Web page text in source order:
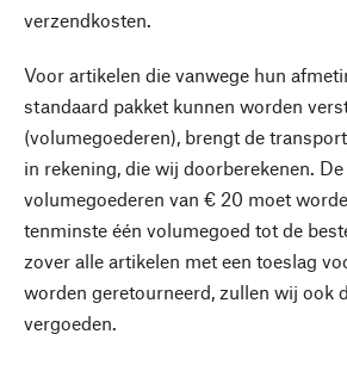
verzendkosten.
Voor artikelen die vanwege hun
standaard pakket kunnen worden
(volumegoederen), brengt de
in rekening, die wij doorberekenen.
volumegoederen van € 20 moet
tenminste één volumegoed tot de
zover alle artikelen met een toeslag
worden geretourneerd, zullen wij ook
vergoeden.